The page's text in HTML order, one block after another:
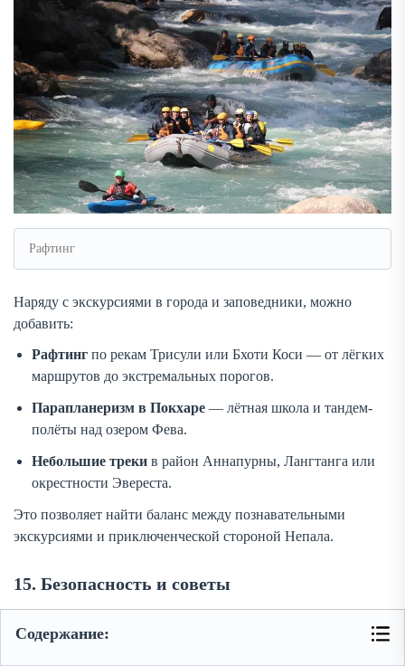
Содержание:
Рафтинг
Наряду с экскурсиями в города и заповедники, можно
добавить:
Рафтинг по рекам Трисули или Бхоти Коси — от лёгких
маршрутов до экстремальных порогов.
Парапланеризм в Покхаре — лётная школа и тандем-
полёты над озером Фева.
Небольшие треки в район Аннапурны, Лангтанга или
окрестности Эвереста.
Это позволяет найти баланс между познавательными
экскурсиями и приключенческой стороной Непала.
15. Безопасность и советы